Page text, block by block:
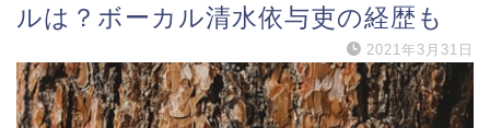
ルは？ボーカル清水依与吏の経歴も
2021年3月31日